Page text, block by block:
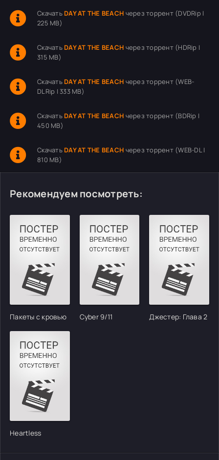
Скачать DAY AT THE BEACH через торрент (DVDRip |
225 MB)
Скачать DAY AT THE BEACH через торрент (HDRip |
315 MB)
Скачать DAY AT THE BEACH через торрент (WEB-
DLRip | 333 MB)
Скачать DAY AT THE BEACH через торрент (BDRip |
450 MB)
Скачать DAY AT THE BEACH через торрент (WEB-DL |
810 MB)
Рекомендуем посмотреть:
Пакеты с кровью Cyber 9/11 Джестер: Глава 2
Heartless